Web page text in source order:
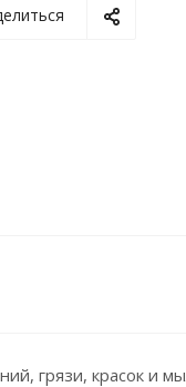
грязи, красок и